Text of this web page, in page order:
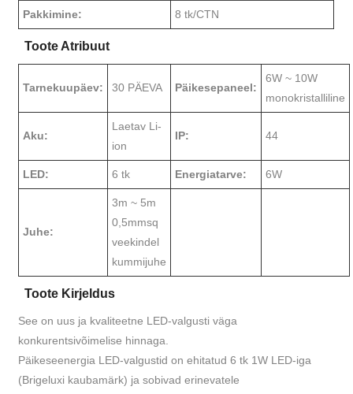
Pakkimine: 8 tk/CTN
Toote Atribuut
Tarnekuupäev: 30 PÄEVA Päikesepaneel:
6W ~ 10W
monokristalliline
Aku:
Laetav Li-
ion
IP: 44
LED: 6 tk Energiatarve: 6W
Juhe:
3m ~ 5m
0,5mmsq
veekindel
kummijuhe
Toote Kirjeldus
See on uus ja kvaliteetne LED-valgusti väga
konkurentsivõimelise hinnaga.
Päikeseenergia LED-valgustid on ehitatud 6 tk 1W LED-iga
(Brigeluxi kaubamärk) ja sobivad erinevatele